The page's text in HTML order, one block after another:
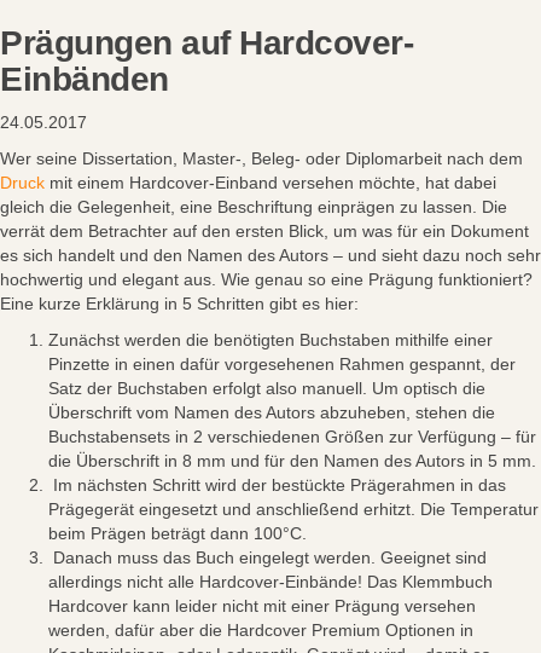
Prägungen auf Hardcover-
Einbänden
24.05.2017
Wer seine Dissertation, Master-, Beleg- oder Diplomarbeit nach dem
Druck mit einem Hardcover-Einband versehen möchte, hat dabei
gleich die Gelegenheit, eine Beschriftung einprägen zu lassen. Die
verrät dem Betrachter auf den ersten Blick, um was für ein Dokument
es sich handelt und den Namen des Autors – und sieht dazu noch sehr
hochwertig und elegant aus. Wie genau so eine Prägung funktioniert?
Eine kurze Erklärung in 5 Schritten gibt es hier:
Zunächst werden die benötigten Buchstaben mithilfe einer
Pinzette in einen dafür vorgesehenen Rahmen gespannt, der
Satz der Buchstaben erfolgt also manuell. Um optisch die
Überschrift vom Namen des Autors abzuheben, stehen die
Buchstabensets in 2 verschiedenen Größen zur Verfügung – für
die Überschrift in 8 mm und für den Namen des Autors in 5 mm.
Im nächsten Schritt wird der bestückte Prägerahmen in das
Prägegerät eingesetzt und anschließend erhitzt. Die Temperatur
beim Prägen beträgt dann 100°C.
Danach muss das Buch eingelegt werden. Geeignet sind
allerdings nicht alle Hardcover-Einbände! Das Klemmbuch
Hardcover kann leider nicht mit einer Prägung versehen
werden, dafür aber die Hardcover Premium Optionen in